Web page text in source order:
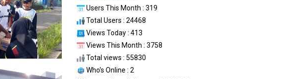
Users This Month : 319
Total Users : 24468
Views Today : 413
Views This Month : 3758
Total views : 55830
Who's Online : 2